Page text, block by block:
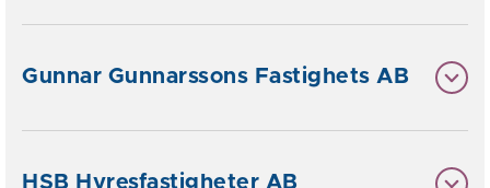
Gunnar Gunnarssons Fastighets AB
HSB Hyresfastigheter AB